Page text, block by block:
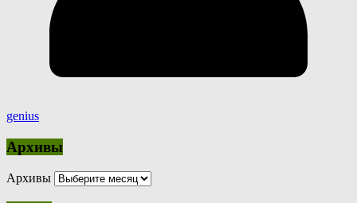
genius
Архивы
Архивы